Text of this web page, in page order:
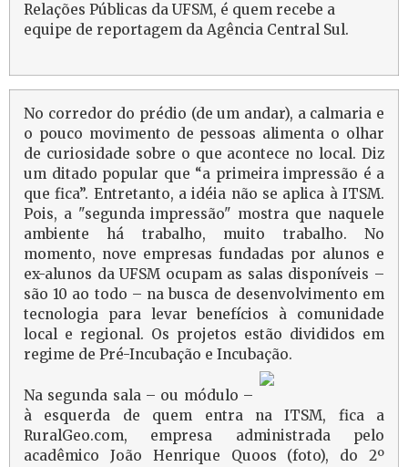
Relações Públicas da UFSM, é quem recebe a
equipe de reportagem da Agência Central Sul.
No corredor do prédio (de um andar), a calmaria e
o pouco movimento de pessoas alimenta o olhar
de curiosidade sobre o que acontece no local. Diz
um ditado popular que “a primeira impressão é a
que fica”. Entretanto, a idéia não se aplica à ITSM.
Pois, a "segunda impressão" mostra que naquele
ambiente há trabalho, muito trabalho. No
momento, nove empresas fundadas por alunos e
ex-alunos da UFSM ocupam as salas disponíveis –
são 10 ao todo – na busca de desenvolvimento em
tecnologia para levar benefícios à comunidade
local e regional. Os projetos estão divididos em
regime de Pré-Incubação e Incubação.
Na segunda sala – ou módulo –
à esquerda de quem entra na ITSM, fica a
RuralGeo.com, empresa administrada pelo
acadêmico João Henrique Quoos (foto), do 2º